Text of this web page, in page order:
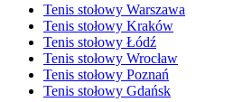
Tenis stołowy Warszawa
Tenis stołowy Kraków
Tenis stołowy Łódź
Tenis stołowy Wrocław
Tenis stołowy Poznań
Tenis stołowy Gdańsk